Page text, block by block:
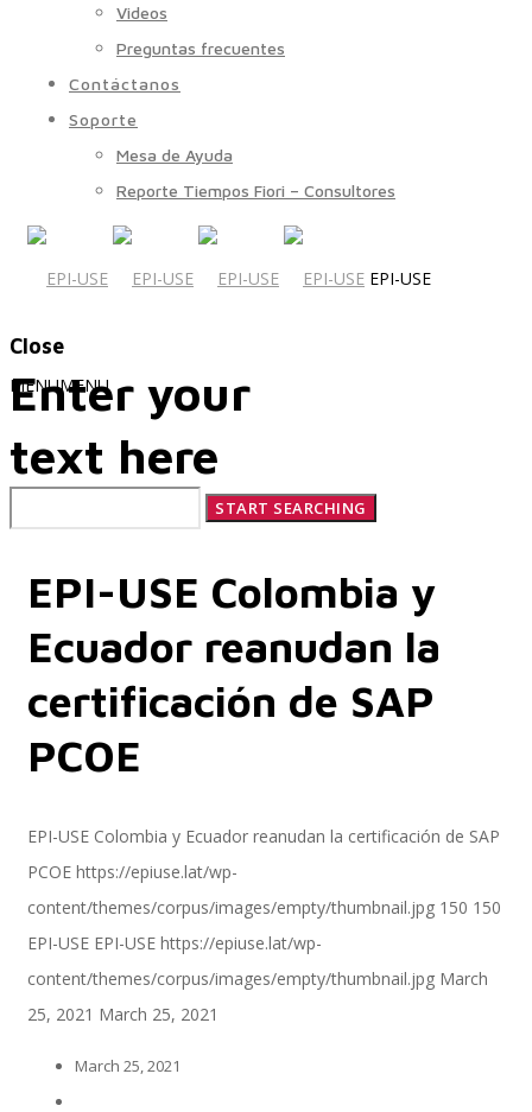
Videos
Preguntas frecuentes
Contáctanos
Soporte
Mesa de Ayuda
Reporte Tiempos Fiori – Consultores
EPI-USE
MENUMENU
Servicios
Servicios y productos cloud
SAP S/4 HANA
EPI-US4HANA
Close
Enter your
text here
EPI-USE Colombia y
Ecuador reanudan la
certificación de SAP
PCOE
EPI-USE Colombia y Ecuador reanudan la certificación de SAP
PCOE https://epiuse.lat/wp-
content/themes/corpus/images/empty/thumbnail.jpg 150 150
EPI-USE EPI-USE https://epiuse.lat/wp-
content/themes/corpus/images/empty/thumbnail.jpg March
25, 2021 March 25, 2021
March 25, 2021